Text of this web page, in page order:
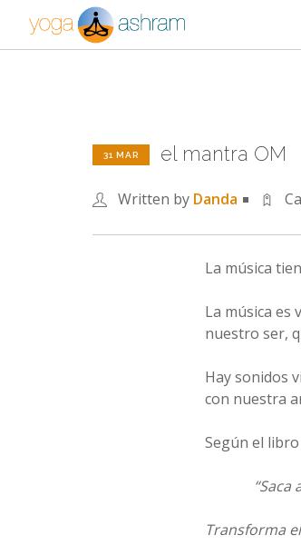
31 MAR el mantra OM
Written by Danda
La música
La música es
nuestro ser,
Hay sonidos
con nuestra
Según el
Transforma